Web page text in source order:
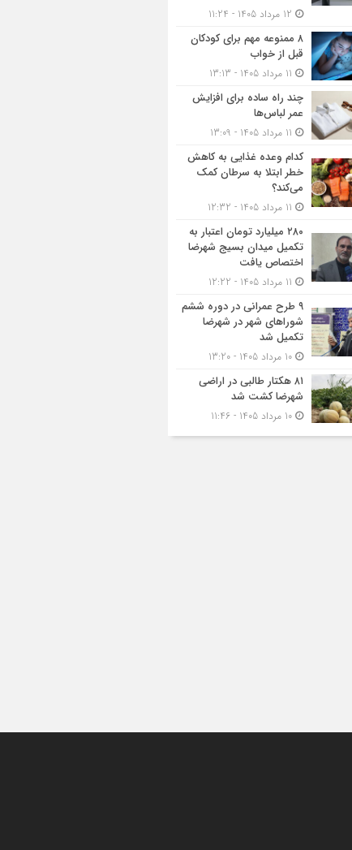
۸ ممنوعه مهم برای کودکان
قبل از خواب
چند راه ساده برای افزایش
عمر لباس‌ها
کدام وعده غذایی به کاهش
خطر ابتلا به سرطان کمک
می‌کند؟
۲۸۰ میلیارد تومان اعتبار به
تکمیل میدان بسیج شهرضا
اختصاص یافت
۹ طرح عمرانی در دوره ششم
شوراهای شهر در شهرضا
تکمیل شد
۸۱ هکتار طالبی در اراضی
شهرضا کشت شد